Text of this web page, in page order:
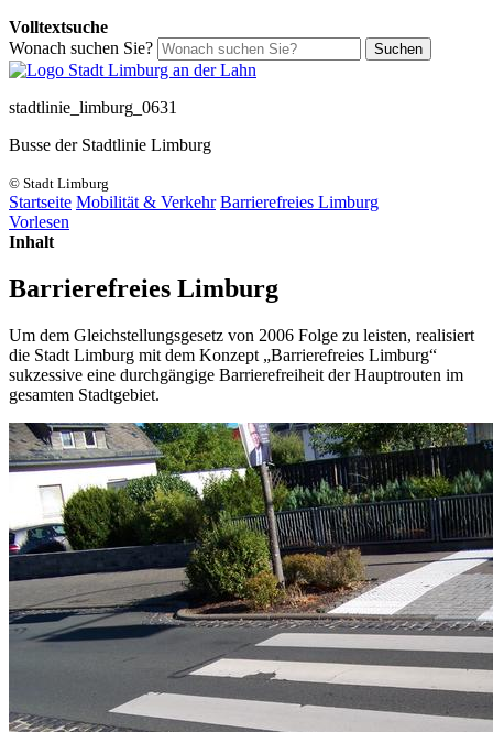
Volltextsuche
Wonach suchen Sie?
Suchen
stadtlinie_limburg_0631
Busse der Stadtlinie Limburg
© Stadt Limburg
Startseite Mobilität & Verkehr Barrierefreies Limburg
Vorlesen
Inhalt
Barrierefreies Limburg
Um dem Gleichstellungsgesetz von 2006 Folge zu leisten, realisiert
die Stadt Limburg mit dem Konzept „Barrierefreies Limburg“
sukzessive eine durchgängige Barrierefreiheit der Hauptrouten im
gesamten Stadtgebiet.